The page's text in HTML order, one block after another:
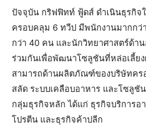
ปัจจุบัน กริฟฟิทท์ ฟู้ดส์ ดำเนินธุรกิจ
ครอบคลุม 6 ทวีป มีพนักงานมากกว่
กว่า 40 คน และนักวิทยาศาสตร์ด้า
ร่วมกันเพื่อพัฒนาโซลูชันที่หล่อเลี้ย
สามารถด้านผลิตภัณฑ์ของบริษัทคร
สลัด ระบบเคลือบอาหาร และโซลูชั
กลุ่มธุรกิจหลัก ได้แก่ ธุรกิจบริการอ
โปรตีน และธุรกิจค้าปลีก